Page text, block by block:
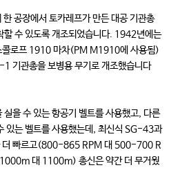
공장에서 토카레프가 만든 대공 기관총
할 수 있도록 개조되었습니다. 1942년에는
콜로프 1910 마차(PM M1910에 사용됨)
기관총을 보병용 무기로 개조했습니다
을 수 있는 항공기 벨트를 사용했고, 다른
있는 벨트를 사용했는데, 최신식 SG-43과
더 빠르고(800-865 RPM 대 500-700 R
대 1100m) 총신은 약간 더 무거웠